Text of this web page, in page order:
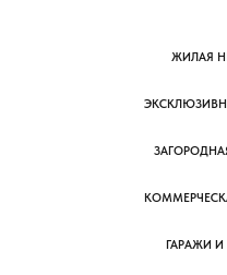
ЖИЛАЯ
ГАРАЖИ